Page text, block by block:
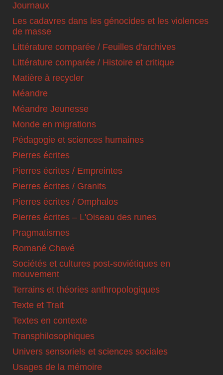
Journaux
Les cadavres dans les génocides et les violences
de masse
Littérature comparée / Feuilles d'archives
Littérature comparée / Histoire et critique
Matière à recycler
Méandre
Méandre Jeunesse
Monde en migrations
Pédagogie et sciences humaines
Pierres écrites
Pierres écrites / Empreintes
Pierres écrites / Granits
Pierres écrites / Omphalos
Pierres écrites – L'Oiseau des runes
Pragmatismes
Romané Chavé
Sociétés et cultures post-soviétiques en
mouvement
Terrains et théories anthropologiques
Texte et Trait
Textes en contexte
Transphilosophiques
Univers sensoriels et sciences sociales
Usages de la mémoire